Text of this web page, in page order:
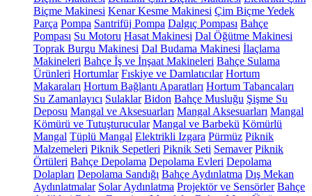
Biçme Makinesi Kenar Kesme Makinesi Çim Biçme Yedek
Parça Pompa Santrifüj Pompa Dalgıç Pompası Bahçe
Pompası Su Motoru Hasat Makinesi Dal Öğütme Makinesi
Toprak Burgu Makinesi Dal Budama Makinesi İlaçlama
Makineleri Bahçe İş ve İnşaat Makineleri Bahçe Sulama
Ürünleri Hortumlar Fıskiye ve Damlatıcılar Hortum
Makaraları Hortum Bağlantı Aparatları Hortum Tabancaları
Su Zamanlayıcı Sulaklar Bidon Bahçe Musluğu Şişme Su
Deposu Mangal ve Aksesuarları Mangal Aksesuarları Mangal
Kömürü ve Tutuşturucular Mangal ve Barbekü Kömürlü
Mangal Tüplü Mangal Elektrikli Izgara Pürmüz Piknik
Malzemeleri Piknik Sepetleri Piknik Seti Semaver Piknik
Örtüleri Bahçe Depolama Depolama Evleri Depolama
Dolapları Depolama Sandığı Bahçe Aydınlatma Dış Mekan
Aydınlatmalar Solar Aydınlatma Projektör ve Sensörler Bahçe